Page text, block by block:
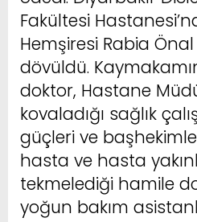
Fakültesi
Hemşiresi Rabia
dövüldü.
doktor, Hastane
kovaladığı sağlık
güçleri ve
hasta ve hasta
tekmelediği hamile
yoğun bakım